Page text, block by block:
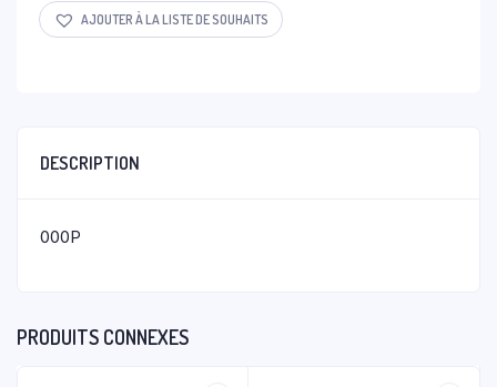
AJOUTER À LA LISTE DE SOUHAITS
DESCRIPTION
000P
PRODUITS CONNEXES